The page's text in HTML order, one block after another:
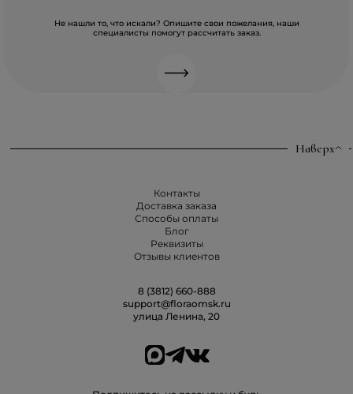
Не нашли то, что искали? Опишите свои пожелания, наши
специалисты помогут рассчитать заказ.
Наверх
Контакты
Доставка заказа
Способы оплаты
Блог
Реквизиты
Отзывы клиентов
8 (3812) 660-888
support@floraomsk.ru
улица Ленина, 20